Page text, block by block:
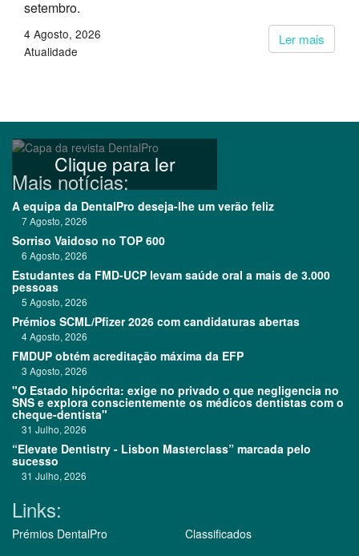
setembro.
Ler mais
4 Agosto, 2026
Atualidade
Clique para ler
Mais notícias:
A equipa da DentalPro deseja-lhe um verão feliz
7 Agosto, 2026
Sorriso Vaidoso no TOP 600
6 Agosto, 2026
Estudantes da FMD-UCP levam saúde oral a mais de 3.000
pessoas
5 Agosto, 2026
Prémios SCML/Pfizer 2026 com candidaturas abertas
4 Agosto, 2026
FMDUP obtém acreditação máxima da EFP
3 Agosto, 2026
"O Estado hipócrita: exige no privado o que negligencia no
SNS e explora conscientemente os médicos dentistas com o
cheque-dentista"
31 Julho, 2026
“Elevate Dentistry - Lisbon Masterclass” marcada pelo
sucesso
31 Julho, 2026
Links:
Prémios DentalPro Classificados